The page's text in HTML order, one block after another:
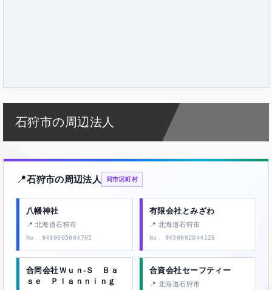
石狩市の周辺法人
📍石狩市の周辺法人 同市区町村
八幡神社
📍 北海道石狩市
No. 9430005004705
有限会社とみざわ
📍 北海道石狩市
No. 9430002044126
合同会社Ｗｕｎ‐Ｓ Ｂａ
ｓｅ Ｐｌａｎｎｉｎｇ
合資会社セーフティー
📍 北海道石狩市